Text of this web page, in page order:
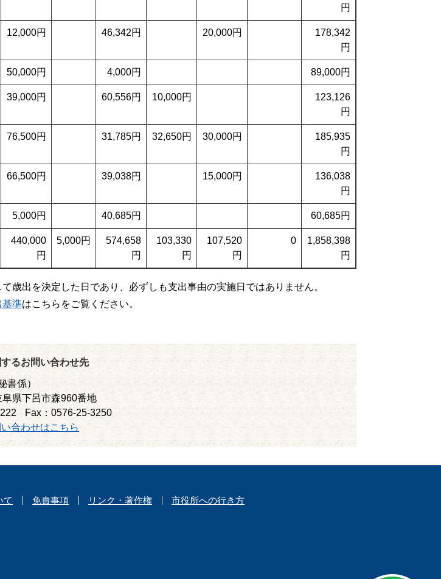
円
12,000円 46,342円 20,000円
178,342
円
50,000円 4,000円 89,000円
39,000円 60,556円 10,000円
123,126
円
76,500円 31,785円 32,650円 30,000円
185,935
円
66,500円 39,038円 15,000円
136,038
円
5,000円 40,685円 60,685円
440,000
円
5,000円
574,658
円
103,330
円
107,520
円
0
1,858,398
円
歳出を決定した日であり、必ずしも支出事由の実施日ではありません。
基準はこちらをご覧ください。
るお問い合わせ先
書係）
阜県下呂市森960番地
Fax：0576-25-3250
合わせはこちら
て 免責事項 リンク・著作権 市役所への行き方